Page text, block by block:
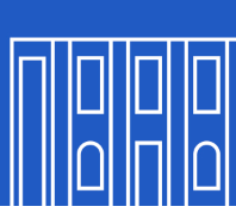
Show/Hide
Show/Hide
Show/Hide